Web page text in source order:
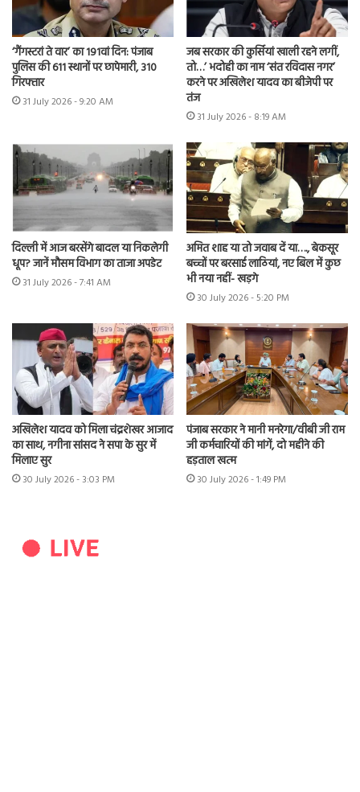
‘गैंगस्टरां ते वार’ का 191वां दिन: पंजाब
पुलिस की 611 स्थानों पर छापेमारी, 310
गिरफ्तार
31 July 2026 - 9:20 AM
जब सरकार की कुर्सियां खाली रहने लगीं,
तो…’ भदोही का नाम ‘संत रविदास नगर’
करने पर अखिलेश यादव का बीजेपी पर
तंज
31 July 2026 - 8:19 AM
दिल्ली में आज बरसेंगे बादल या निकलेगी
धूप? जानें मौसम विभाग का ताजा अपडेट
31 July 2026 - 7:41 AM
अमित शाह या तो जवाब दें या…., बेकसूर
बच्चों पर बरसाई लाठियां, नए बिल में कुछ
भी नया नहीं- खड़गे
30 July 2026 - 5:20 PM
अखिलेश यादव को मिला चंद्रशेखर आजाद
का साथ, नगीना सांसद ने सपा के सुर में
मिलाए सुर
30 July 2026 - 3:03 PM
पंजाब सरकार ने मानी मनरेगा/वीबी जी राम
जी कर्मचारियों की मांगें, दो महीने की
हड़ताल खत्म
30 July 2026 - 1:49 PM